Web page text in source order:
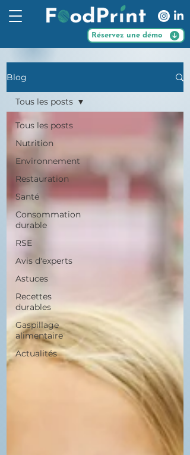
Réservez une démo
Blog
Tous les posts
Nutrition
Environnement
Restauration
Santé
Consommation
durable
RSE
Avis d'experts
Astuces
Recettes
durables
Gaspillage
alimentaire
Actualités
Tous les posts